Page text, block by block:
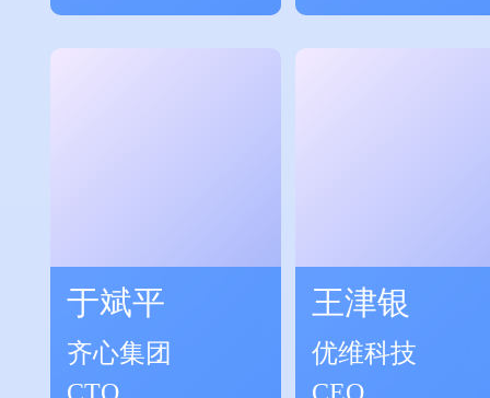
责人
于斌平
齐心集团
CTO
王津银
优维科技
CEO